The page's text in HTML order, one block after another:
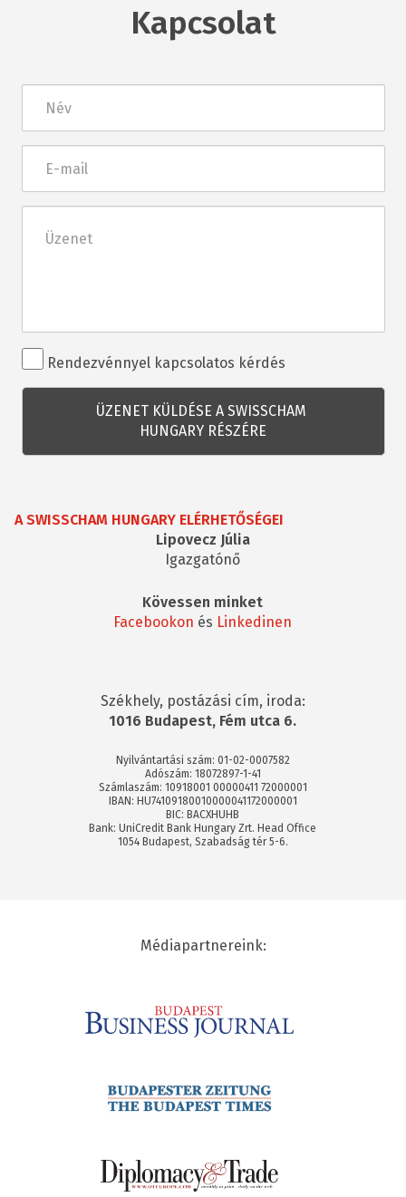
Kapcsolat
mail
Rendezvénnyel
kapcsolatos
kérdés
Rendezvénnyel kapcsolatos kérdés
A SWISSCHAM HUNGARY ELÉRHETŐSÉGEI
Lipovecz Júlia
Igazgatónő
Kövessen minket
Facebookon és Linkedinen
Székhely, postázási cím, iroda:
1016 Budapest, Fém utca 6.
Nyilvántartási szám: 01-02-0007582
Adószám: 18072897-1-41
Számlaszám: 10918001 00000411 72000001
IBAN: HU74109180010000041172000001
BIC: BACXHUHB
Bank: UniCredit Bank Hungary Zrt. Head Office
1054 Budapest, Szabadság tér 5-6.
Médiapartnereink: